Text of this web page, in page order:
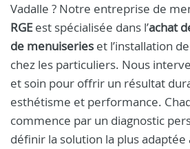
Vadalle ? Notre entreprise de
RGEest spécialisée dans l’achat
de menuiseries et l’installation de
chez les particuliers. Nous
et soin pour offrir un résultat
esthétisme et performance.
commence par un diagnostic
définir la solution la plus